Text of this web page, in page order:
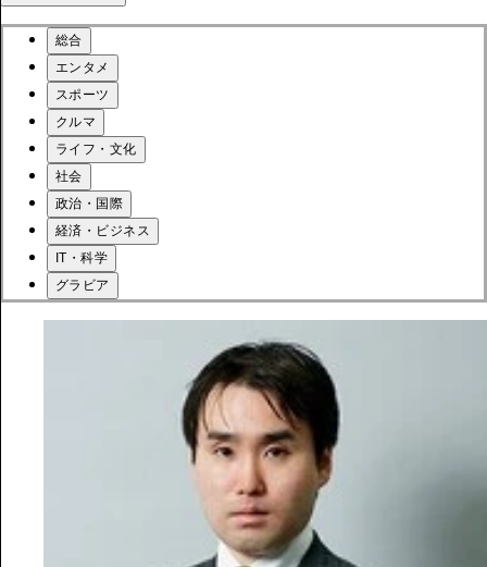
総合
エンタメ
スポーツ
クルマ
ライフ・文化
社会
政治・国際
経済・ビジネス
IT・科学
グラビア